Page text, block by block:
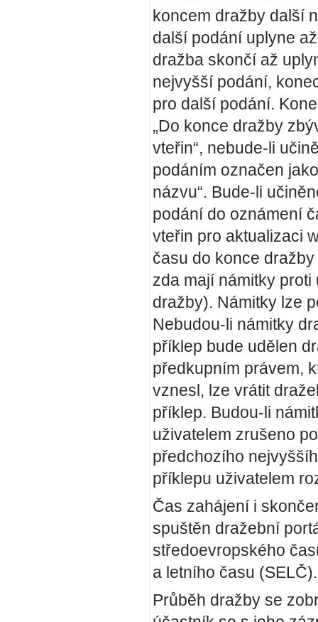
koncem dražby další
další podání uplyne
dražba skončí až
nejvyšší podání,
pro další podání.
„Do konce dražby
vteřin“, nebude-li
podáním označen
názvu“. Bude-li
podání do oznámení
vteřin pro aktualizaci
času do konce
zda mají námitky
dražby). Námitky lze
Nebudou-li námitky
příklep bude udělen
předkupním právem,
vznesl, lze vrátit
příklep. Budou-li
uživatelem zrušeno
předchozího
příklepu uživatelem
Čas zahájení i
spuštěn dražební
středoevropského
a letního času (SELČ).
Průběh dražby se